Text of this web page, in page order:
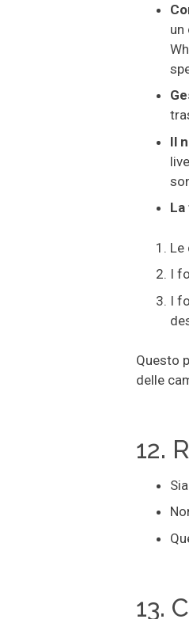
un
Il
La
Le
I
I
Questo
delle
12.
13.